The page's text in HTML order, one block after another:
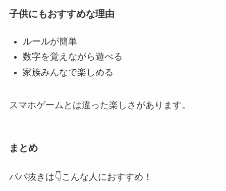
子供にもおすすめな理由
ルールが簡単
数字を覚えながら遊べる
家族みんなで楽しめる
スマホゲームとは違った楽しさがあります。
まとめ
ババ抜きは👇こんな人におすすめ！